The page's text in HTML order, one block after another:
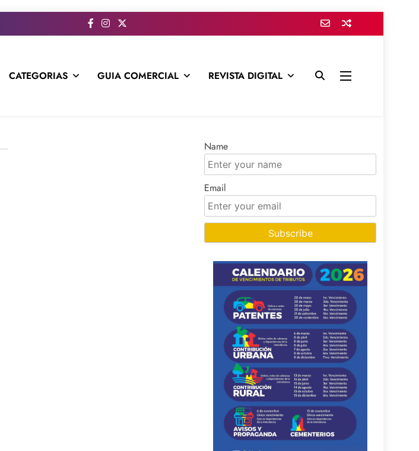
CATEGORIAS GUIA COMERCIAL REVISTA DIGITAL
Name
Email